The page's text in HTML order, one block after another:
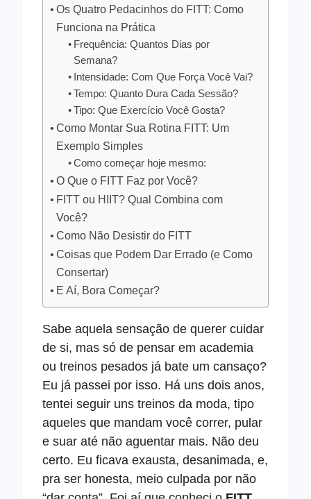
Os Quatro Pedacinhos do FITT: Como
Funciona na Prática
Frequência: Quantos Dias por
Semana?
Intensidade: Com Que Força Você Vai?
Tempo: Quanto Dura Cada Sessão?
Tipo: Que Exercício Você Gosta?
Como Montar Sua Rotina FITT: Um
Exemplo Simples
Como começar hoje mesmo:
O Que o FITT Faz por Você?
FITT ou HIIT? Qual Combina com
Você?
Como Não Desistir do FITT
Coisas que Podem Dar Errado (e Como
Consertar)
E Aí, Bora Começar?
Sabe aquela sensação de querer cuidar
de si, mas só de pensar em academia
ou treinos pesados já bate um cansaço?
Eu já passei por isso. Há uns dois anos,
tentei seguir uns treinos da moda, tipo
aqueles que mandam você correr, pular
e suar até não aguentar mais. Não deu
certo. Eu ficava exausta, desanimada, e,
pra ser honesta, meio culpada por não